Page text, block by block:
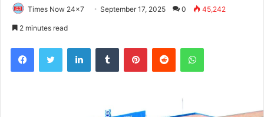
Times Now 24x7 September 17, 2025 0 45,242
2 minutes read
FacebookTwitter LinkedInTumblr PinterestReddit WhatsApp